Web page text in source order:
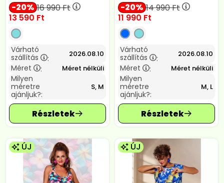
20 16 990Ft
13 590 Ft
Várható
szállítás
: 2026.08.10
Méret : Méret nélküli
Milyen
méretre
ajánljuk?:
S, M
20 14 990Ft
11 990 Ft
Várható
szállítás
: 2026.08.10
Méret : Méret nélküli
Milyen
méretre
ajánljuk?:
M, L
ÚJ ÚJ